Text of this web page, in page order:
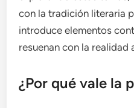
con la tradición literaria
introduce elementos
resuenan con la realidad
¿Por qué vale la